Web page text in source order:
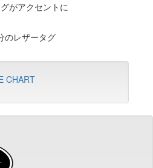
がアクセントに
のレザータグ
CHART